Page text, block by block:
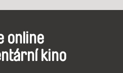
online
kino